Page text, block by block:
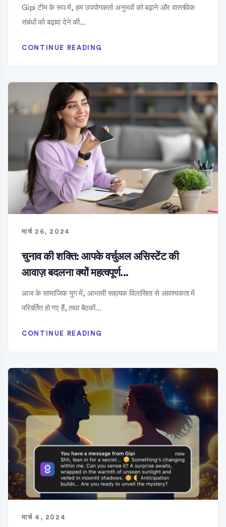
Gipi टीम के रूप में, हम उपयोगकर्ता अनुभवों को बढ़ाने और वास्तविक
संबंधों को बढ़ावा देने की...
CONTINUE READING
मार्च 26, 2024
चुनाव की शक्ति: आपके वर्चुअल असिस्टेंट की
आवाज़ बदलना क्यों महत्वपूर्ण...
आज के सामाजिक युग में, आभासी सहायक विलासिता से आवश्यकता में
परिवर्तित हो गए हैं, तथा बैठकों...
CONTINUE READING
मार्च 4, 2024